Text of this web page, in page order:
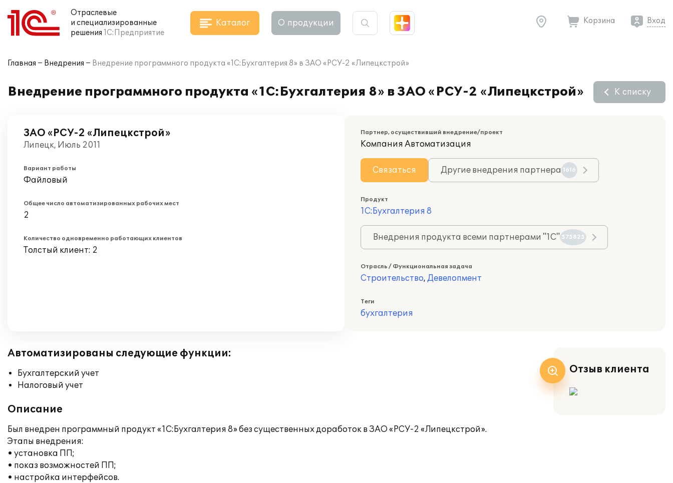
Отраслевые
и специализированные
решения 1С:Предприятие
Каталог О продукции Корзина Вход
Главная Внедрения Внедрение программного продукта «1С:Бухгалтерия 8» в ЗАО «РСУ-2 «Липецкстрой»
Внедрение программного продукта «1С:Бухгалтерия 8» в ЗАО «РСУ-2 «Липецкстрой» К списку
ЗАО «РСУ-2 «Липецкстрой»
Липецк, Июль 2011
Вариант работы
Файловый
Общее число автоматизированных рабочих мест
2
Количество одновременно работающих клиентов
Толстый клиент: 2
Партнер, осуществивший внедрение/проект
Компания Автоматизация
Связаться Другие внедрения партнера 1616
Продукт
1С:Бухгалтерия 8
Внедрения продукта всеми партнерами "1С" 575825
Отрасль / Функциональная задача
Строительство, Девелопмент
Теги
бухгалтерия
Автоматизированы следующие функции:
Бухгалтерский учет
Налоговый учет
Описание
Был внедрен программный продукт «1С:Бухгалтерия 8» без существенных доработок в ЗАО «РСУ-2 «Липецкстрой».
Этапы внедрения:
• установка ПП;
• показ возможностей ПП;
• настройка интерфейсов.
Отзыв клиента